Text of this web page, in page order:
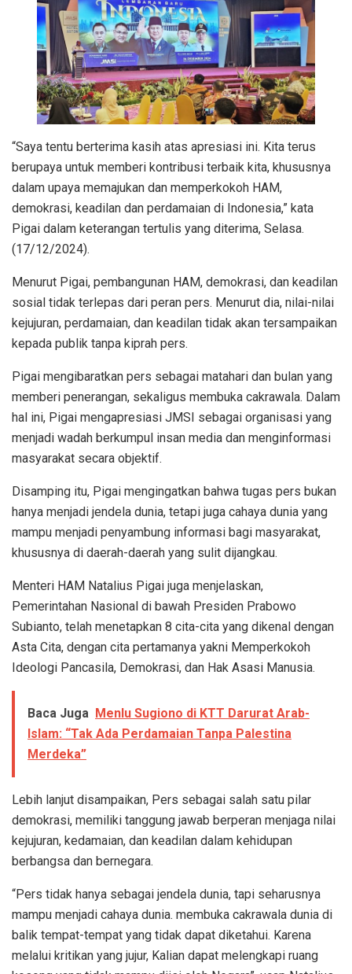
“Saya tentu berterima kasih atas apresiasi ini. Kita terus
berupaya untuk memberi kontribusi terbaik kita, khususnya
dalam upaya memajukan dan memperkokoh HAM,
demokrasi, keadilan dan perdamaian di Indonesia,” kata
Pigai dalam keterangan tertulis yang diterima, Selasa.
(17/12/2024).
Menurut Pigai, pembangunan HAM, demokrasi, dan keadilan
sosial tidak terlepas dari peran pers. Menurut dia, nilai-nilai
kejujuran, perdamaian, dan keadilan tidak akan tersampaikan
kepada publik tanpa kiprah pers.
Pigai mengibaratkan pers sebagai matahari dan bulan yang
memberi penerangan, sekaligus membuka cakrawala. Dalam
hal ini, Pigai mengapresiasi JMSI sebagai organisasi yang
menjadi wadah berkumpul insan media dan menginformasi
masyarakat secara objektif.
Disamping itu, Pigai mengingatkan bahwa tugas pers bukan
hanya menjadi jendela dunia, tetapi juga cahaya dunia yang
mampu menjadi penyambung informasi bagi masyarakat,
khususnya di daerah-daerah yang sulit dijangkau.
Menteri HAM Natalius Pigai juga menjelaskan,
Pemerintahan Nasional di bawah Presiden Prabowo
Subianto, telah menetapkan 8 cita-cita yang dikenal dengan
Asta Cita, dengan cita pertamanya yakni Memperkokoh
Ideologi Pancasila, Demokrasi, dan Hak Asasi Manusia.
Baca Juga Menlu Sugiono di KTT Darurat Arab-
Islam: “Tak Ada Perdamaian Tanpa Palestina
Merdeka”
Lebih lanjut disampaikan, Pers sebagai salah satu pilar
demokrasi, memiliki tanggung jawab berperan menjaga nilai
kejujuran, kedamaian, dan keadilan dalam kehidupan
berbangsa dan bernegara.
“Pers tidak hanya sebagai jendela dunia, tapi seharusnya
mampu menjadi cahaya dunia. membuka cakrawala dunia di
balik tempat-tempat yang tidak dapat diketahui. Karena
melalui kritikan yang jujur, Kalian dapat melengkapi ruang